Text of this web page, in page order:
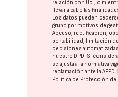
relación con Ud., o
llevar a cabo las
Los datos pueden
grupo por motivos de
Acceso, rectificación,
portabilidad, limitación
decisiones
nuestro DPD. Si
se ajusta a la normativa
reclamación ante laAEPD.
Política de Protección de